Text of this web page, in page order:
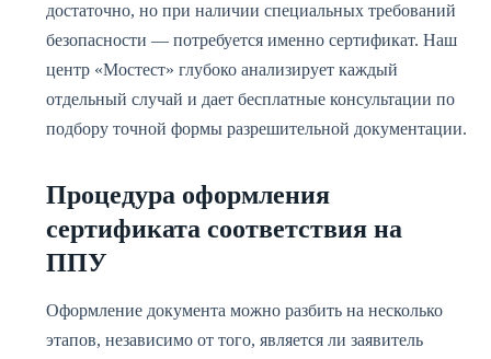
достаточно, но при наличии специальных требований
безопасности — потребуется именно сертификат. Наш
центр «Мостест» глубоко анализирует каждый
отдельный случай и дает бесплатные консультации по
подбору точной формы разрешительной документации.
Процедура оформления
сертификата соответствия на
ППУ
Оформление документа можно разбить на несколько
этапов, независимо от того, является ли заявитель